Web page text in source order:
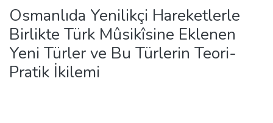
Osmanlıda Yenilikçi Hareketlerle
Birlikte Türk Mûsikîsine Eklenen
Yeni Türler ve Bu Türlerin Teori-
Pratik İkilemi